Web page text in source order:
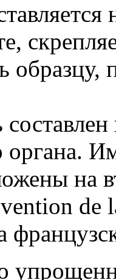
органа.
на
de